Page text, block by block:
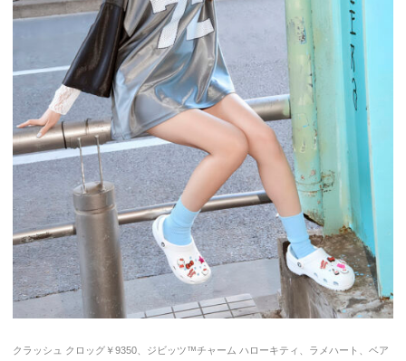
クラッシュ クロッグ￥9350、 ジビッツ™チャーム ハローキティ、ラメハート、ベア